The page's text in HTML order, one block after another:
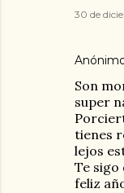
30 de
Son
super
tienes
lejos
Te sigo
feliz